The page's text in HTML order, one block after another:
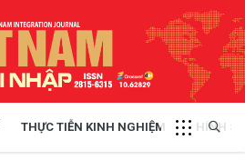
THỰC TIỄN KINH NGHIỆM CHÍNH